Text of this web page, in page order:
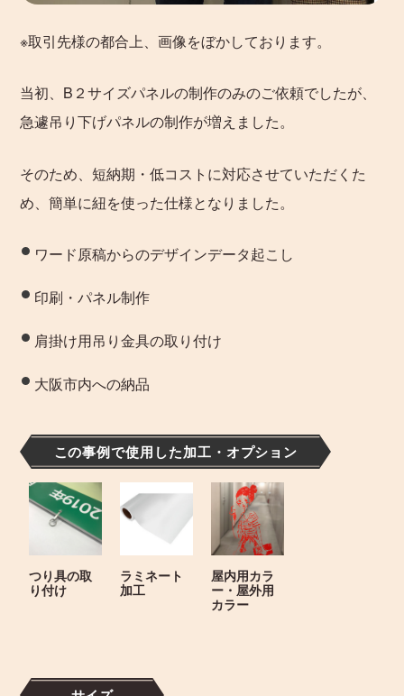
※取引先様の都合上、画像をぼかしております。
当初、B２サイズパネルの制作のみのご依頼でしたが、
急遽吊り下げパネルの制作が増えました。
そのため、短納期・低コストに対応させていただくた
め、簡単に紐を使った仕様となりました。
ワード原稿からのデザインデータ起こし
印刷・パネル制作
肩掛け用吊り金具の取り付け
大阪市内への納品
この事例で使用した加工・オプション
つり具の取
り付け
ラミネート
加工
屋内用カラ
ー・屋外用
カラー